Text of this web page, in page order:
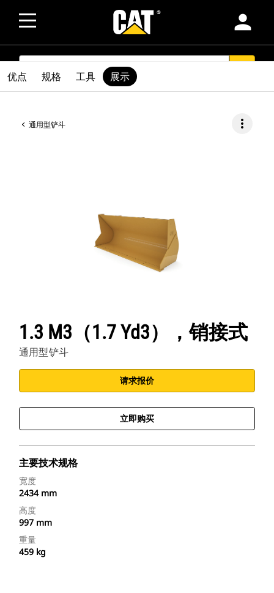
person
SEARCH
通用型铲斗 more_vert
1.3 M3（1.7 Yd3），销接式
通用型铲斗
请求报价
立即购买
主要技术规格
宽度
2434 mm
高度
997 mm
重量
459 kg
优点 规格 工具 展示